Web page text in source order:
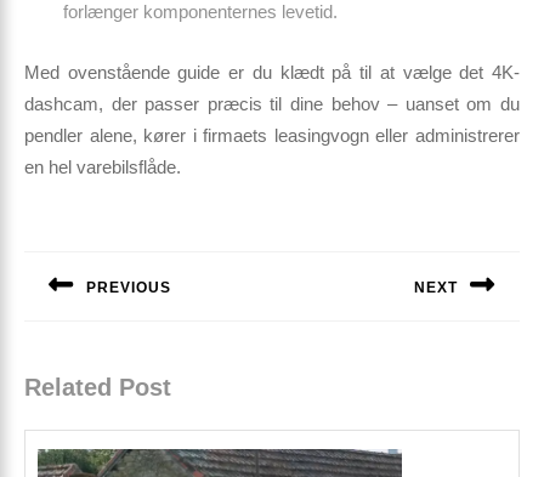
forlænger komponenternes levetid.
Med ovenstående guide er du klædt på til at vælge det 4K-
dashcam, der passer præcis til dine behov – uanset om du
pendler alene, kører i firmaets leasingvogn eller administrerer
en hel varebilsflåde.
PREVIOUS NEXT
Related Post